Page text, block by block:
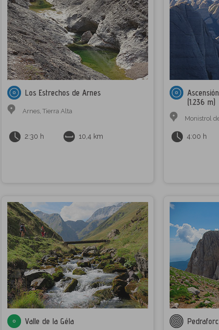
Los Estrechos de Arnes
Arnes, Tierra Alta
2:30 h 10,4 km
(1.236 m)
Monistrol
4:00 h
Valle de la Géla